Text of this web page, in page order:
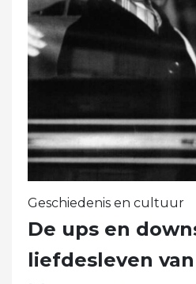
Geschiedenis en cultuur
De ups en
liefdesleven